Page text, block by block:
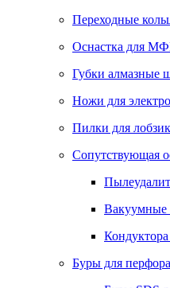
Переходные
Оснастка для
Губки алмазные
Ножи для
Пилки для
Сопутствующая
Вакуумные
Буры для